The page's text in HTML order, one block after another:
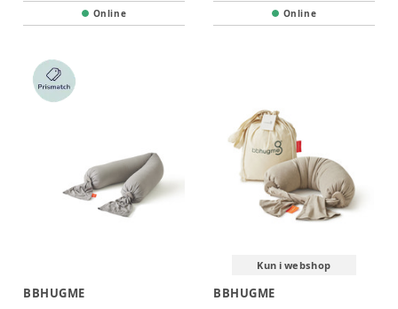
Online Online
BBHUGME
Kun i webshop
BBHUGME